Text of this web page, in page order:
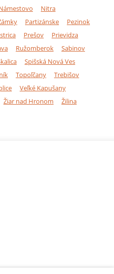
Nitra
Partizánske
Pezinok
Prešov
Prievidza
Ružomberok
Sabinov
Spišská Nová Ves
Topoľčany
Trebišov
Veľké Kapušany
Žiar nad Hronom
Žilina